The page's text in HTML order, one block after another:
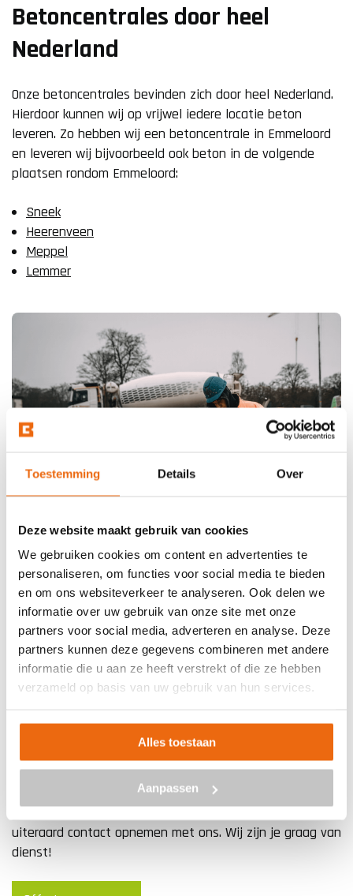
Toestemming Details Over
Deze website maakt gebruik van cookies
We gebruiken cookies om content en advertenties te
personaliseren, om functies voor social media te bieden
en om ons websiteverkeer te analyseren. Ook delen we
informatie over uw gebruik van onze site met onze
partners voor social media, adverteren en analyse. Deze
partners kunnen deze gegevens combineren met andere
informatie die u aan ze heeft verstrekt of die ze hebben
verzameld op basis van uw gebruik van hun services.
Alles toestaan
Aanpassen
Betoncentrales door heel
Nederland
Onze betoncentrales bevinden zich door heel Nederland.
Hierdoor kunnen wij op vrijwel iedere locatie beton
leveren. Zo hebben wij een betoncentrale in Emmeloord
en leveren wij bijvoorbeeld ook beton in de volgende
plaatsen rondom Emmeloord:
Sneek
Heerenveen
Meppel
Lemmer
Beton laten storten in
Emmeloord?
gewenste locatie in Emmeloord? Betoncentraal is de
vrijblijvend contact met ons op via
info@betoncentraal.nlof0299 – 820 990
meer informatie over de mogelijkheden? Ook dan kan je
uiteraard contact opnemen met ons. Wij zijn je graag van
dienst!